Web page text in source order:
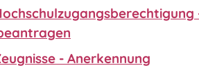
- Anerkennung